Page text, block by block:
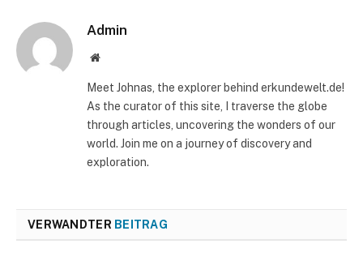
Admin
Website
Meet Johnas, the explorer behind erkundewelt.de!
As the curator of this site, I traverse the globe
through articles, uncovering the wonders of our
world. Join me on a journey of discovery and
exploration.
VERWANDTER BEITRAG